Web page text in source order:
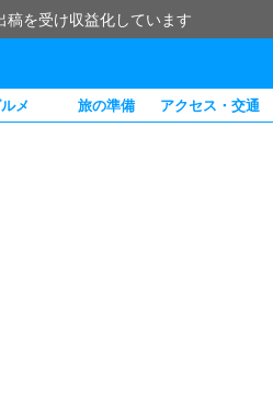
を受け収益化しています
メ 旅の準備 アクセス・交通